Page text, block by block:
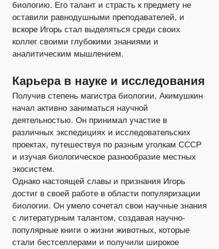
биологию. Его талант и страсть к предмету не
оставили равнодушными преподавателей, и
вскоре Игорь стал выделяться среди своих
коллег своими глубокими знаниями и
аналитическим мышлением.
Карьера в науке и исследования
Получив степень магистра биологии, Акимушкин
начал активно заниматься научной
деятельностью. Он принимал участие в
различных экспедициях и исследовательских
проектах, путешествуя по разным уголкам СССР
и изучая биологическое разнообразие местных
экосистем.
Однако настоящей славы и признания Игорь
достиг в своей работе в области популяризации
биологии. Он умело сочетал свои научные знания
с литературным талантом, создавая научно-
популярные книги о жизни животных, которые
стали бестселлерами и получили широкое